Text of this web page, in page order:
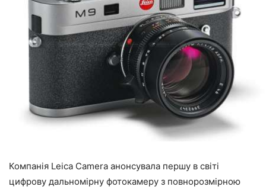
Компанія Leica Camera анонсувала першу в світі
цифрову дальномірну фотокамеру з повнорозмірною